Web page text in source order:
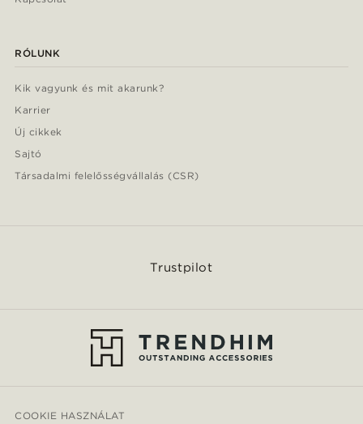
RÓLUNK
Kik vagyunk és mit akarunk?
Karrier
Új cikkek
Sajtó
Társadalmi felelősségvállalás (CSR)
Trustpilot
COOKIE HASZNÁLAT